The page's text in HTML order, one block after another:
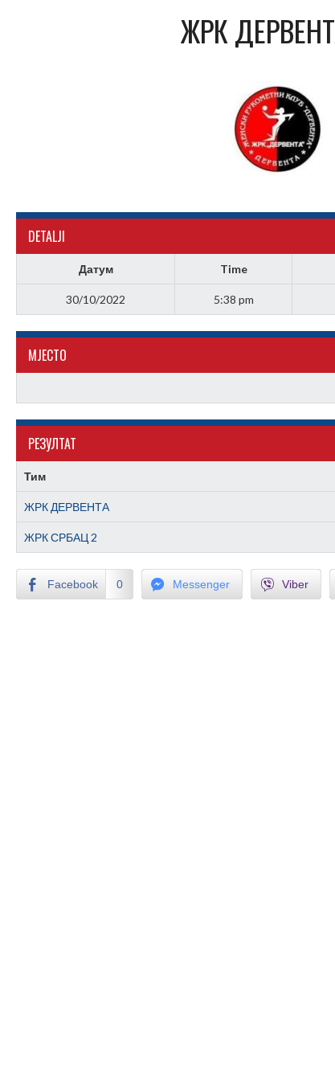
ЖРК
DETALJI
Датум Time
30/10/2022 5:38 pm
МJЕСТО
РЕЗУЛТАТ
Тим
ЖРК ДЕРВЕНТА
ЖРК СРБАЦ 2
Facebook 0 Messenger Viber